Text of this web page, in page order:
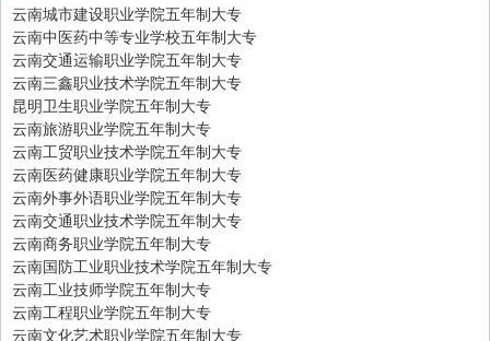
云南城市建设职业学院五年制大专
云南中医药中等专业学校五年制大专
云南交通运输职业学院五年制大专
云南三鑫职业技术学院五年制大专
昆明卫生职业学院五年制大专
云南旅游职业学院五年制大专
云南工贸职业技术学院五年制大专
云南医药健康职业学院五年制大专
云南外事外语职业学院五年制大专
云南交通职业技术学院五年制大专
云南商务职业学院五年制大专
云南国防工业职业技术学院五年制大专
云南工业技师学院五年制大专
云南工程职业学院五年制大专
云南文化艺术职业学院五年制大专